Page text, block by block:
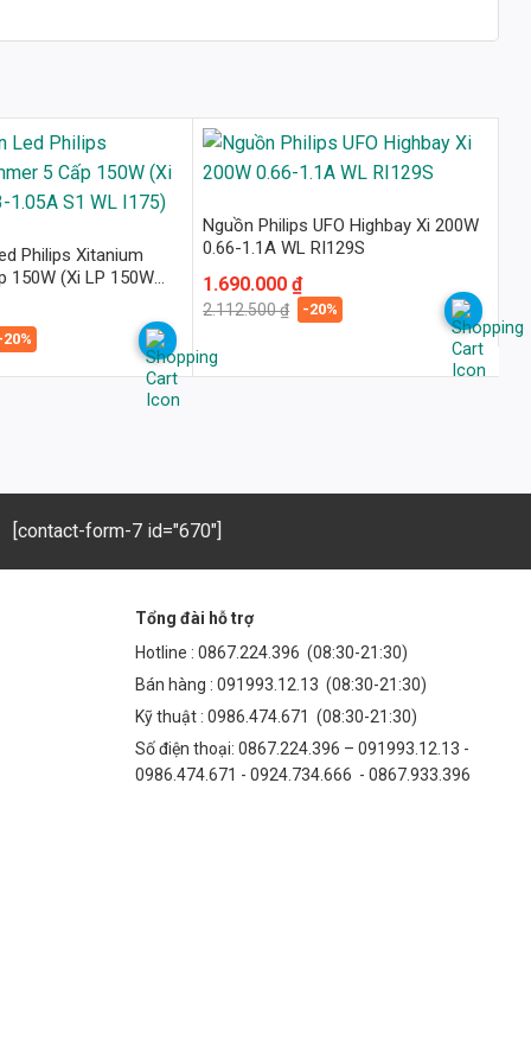
Philips Xitanium
150W (Xi LP 150W
Nguồn Philips UFO Highbay Xi 200W
0.66-1.1A WL RI129S
2.112.500₫
Giá
gốc
là:
1.690.000₫
Giá
hiện
tại
-20%
[contact-form-7 id="670"]
Tổng đài hỗ trợ
Hotline : 0867.224.396 (08:30-21:30)
Bán hàng : 091993.12.13 (08:30-21:30)
Kỹ thuật : 0986.474.671 (08:30-21:30)
Số điện thoại: 0867.224.396 – 091993.12.13 -
0986.474.671 - 0924.734.666 - 0867.933.396